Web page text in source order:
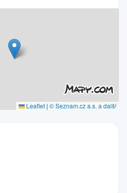
Leaflet | © Seznam.cz a.s. a další